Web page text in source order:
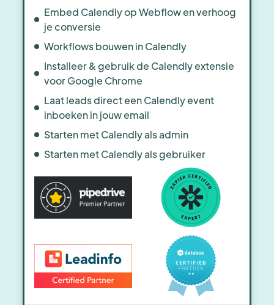
Embed Calendly op Webflow en verhoog
je conversie
Workflows bouwen in Calendly
Installeer & gebruik de Calendly extensie
voor Google Chrome
Laat leads direct een Calendly event
inboeken in jouw email
Starten met Calendly als admin
Starten met Calendly als gebruiker